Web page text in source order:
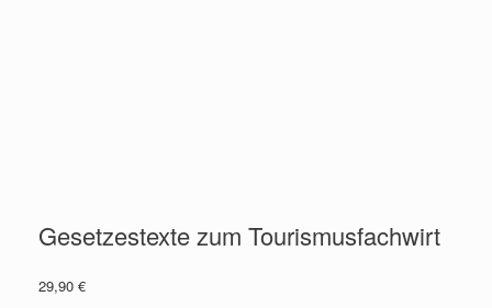
Gesetzestexte zum Tourismusfachwirt
29,90 €